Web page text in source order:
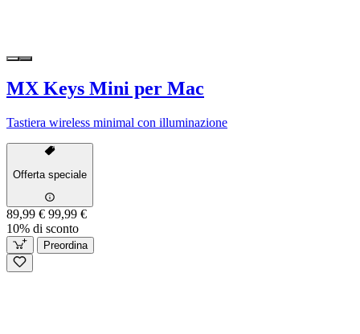
MX Keys Mini per Mac
Tastiera wireless minimal con illuminazione
Offerta speciale
89,99 € 99,99 €
10% di sconto
Preordina